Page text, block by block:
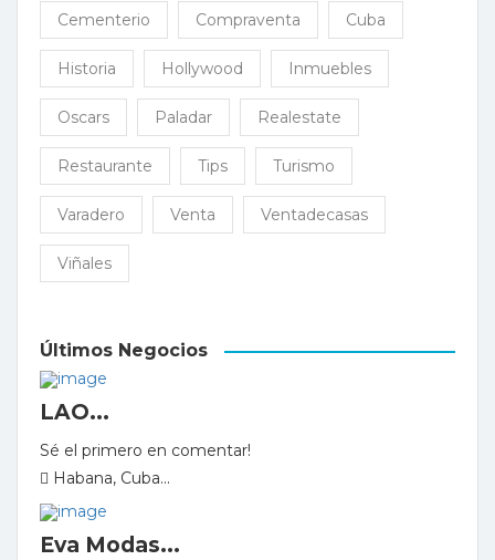
Cementerio Compraventa Cuba
Historia Hollywood Inmuebles
Oscars Paladar Realestate
Restaurante Tips Turismo
Varadero Venta Ventadecasas
Viñales
Últimos Negocios
LAO...
Sé el primero en comentar!
Habana, Cuba...
Eva Modas...